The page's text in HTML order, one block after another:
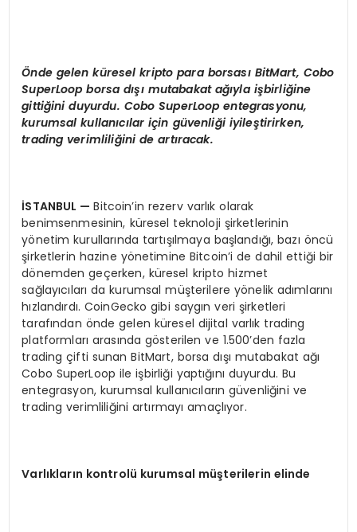
Önde gelen küresel kripto para borsası BitMart, Cobo
SuperLoop borsa dışı mutabakat ağıyla işbirliğine
gittiğini duyurdu. Cobo SuperLoop entegrasyonu,
kurumsal kullanıcılar için güvenliği iyileştirirken,
trading verimliliğini de artıracak.
İSTANBUL —Bitcoin’in rezerv varlık olarak
benimsenmesinin, küresel teknoloji şirketlerinin
yönetim kurullarında tartışılmaya başlandığı, bazı öncü
şirketlerin hazine yönetimine Bitcoin’i de dahil ettiği bir
dönemden geçerken, küresel kripto hizmet
sağlayıcıları da kurumsal müşterilere yönelik adımlarını
hızlandırdı. CoinGecko gibi saygın veri şirketleri
tarafından önde gelen küresel dijital varlık trading
platformları arasında gösterilen ve 1.500’den fazla
trading çifti sunan BitMart, borsa dışı mutabakat ağı
Cobo SuperLoop ile işbirliği yaptığını duyurdu. Bu
entegrasyon, kurumsal kullanıcıların güvenliğini ve
trading verimliliğini artırmayı amaçlıyor.
Varlıkların kontrolü kurumsal müşterilerin elinde